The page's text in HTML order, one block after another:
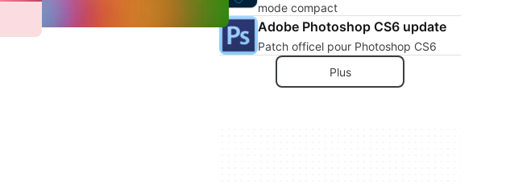
mode compact
Adobe Photoshop CS6 update
Patch officel pour Photoshop CS6
Plus